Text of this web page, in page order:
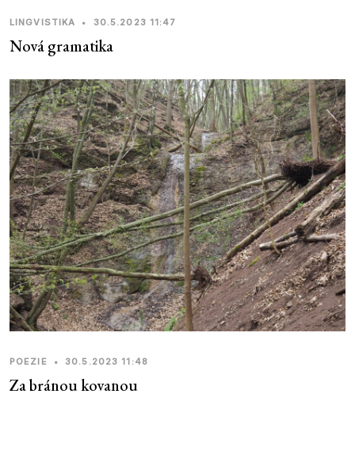
LINGVISTIKA • 30.5.2023 11:47
Nová gramatika
POEZIE • 30.5.2023 11:48
Za bránou kovanou